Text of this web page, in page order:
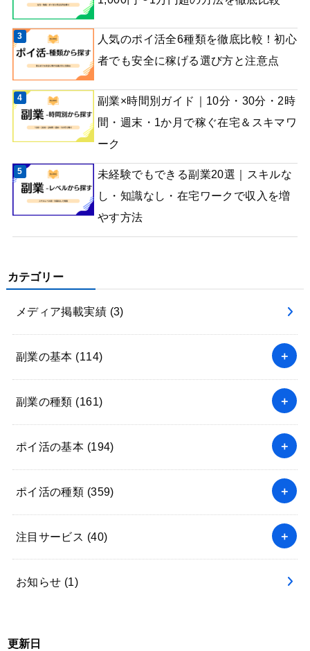
人気のポイ活全6種類を徹底比較！初心
者でも安全に稼げる選び方と注意点
副業×時間別ガイド｜10分・30分・2時
間・週末・1か月で稼ぐ在宅＆スキマワ
ーク
未経験でもできる副業20選｜スキルな
し・知識なし・在宅ワークで収入を増
やす方法
カテゴリー
メディア掲載実績 (3)
副業の基本 (114)
副業の種類 (161)
ポイ活の基本 (194)
ポイ活の種類 (359)
注目サービス (40)
お知らせ (1)
更新日